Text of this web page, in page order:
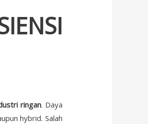
ringan. Daya
hybrid. Salah